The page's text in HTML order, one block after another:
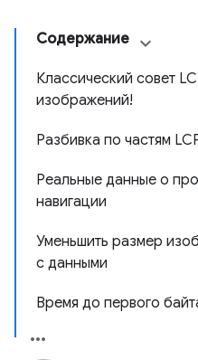
Содержание
Классический совет
изображений!
Разбивка по частям
Реальные данные о
навигации
Уменьшить размер
с данными
Время до первого